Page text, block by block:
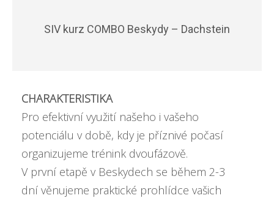
SIV kurz COMBO Beskydy – Dachstein
CHARAKTERISTIKA
Pro efektivní využití našeho i vašeho
potenciálu v době, kdy je příznivé počasí
organizujeme trénink dvoufázově.
V první etapě v Beskydech se během 2-3
dní věnujeme praktické prohlídce vašich